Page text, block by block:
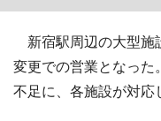
新宿駅周辺の大型施
変更での営業となった
不足に、各施設が対応